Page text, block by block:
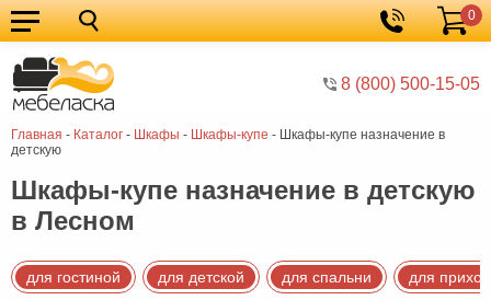
8 (800) 500-15-05
Корзина
0
Главная - Каталог - Шкафы - Шкафы-купе - Шкафы-купе назначение в
детскую
Кухонные
гарнитуры
Мебель
для
кухни
Мебель
для
спальни
Кровати
Шкафы
Диваны
Мягкая
Шкафы-купе назначение в детскую
в Лесном
для гостиной для детской для спальни для